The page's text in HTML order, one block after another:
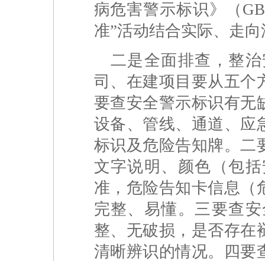
病危害警示标识》（
准”活动结合实际、走
二是全面排查，整
司、在建项目要从五个
要查安全警示标识有无
设备、管线、通道、应
标识及危险告知牌。二
文字说明、颜色（包
准，危险告知卡信息（
完整、易懂。三要查
整、无破损，是否存在
清晰辨识的情况。四要